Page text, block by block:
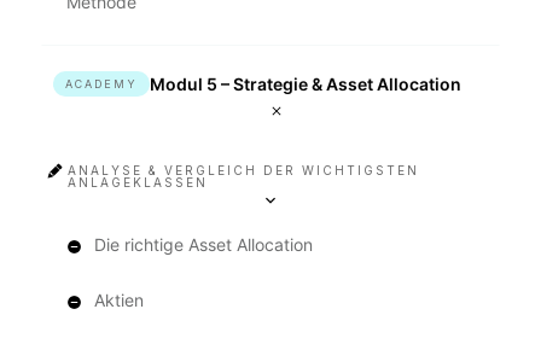
ACADEMY Modul 5 – Strategie & Asset Allocation
ANALYSE & VERGLEICH DER WICHTIGSTEN
ANLAGEKLASSEN
Die richtige Asset Allocation
Aktien